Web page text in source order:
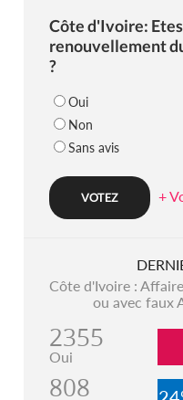
Côte d'Ivoire:
renouvellement
?
Oui
Non
Sans avis
+
Côte d'Ivoire :
ou avec faux
2355
Oui
808